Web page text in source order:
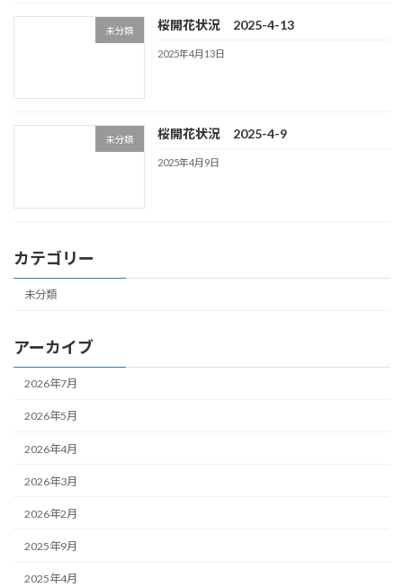
未分類 桜開花状況 2025-4-13
2025年4月13日
未分類 桜開花状況 2025-4-9
2025年4月9日
カテゴリー
未分類
アーカイブ
2026年7月
2026年5月
2026年4月
2026年3月
2026年2月
2025年9月
2025年4月